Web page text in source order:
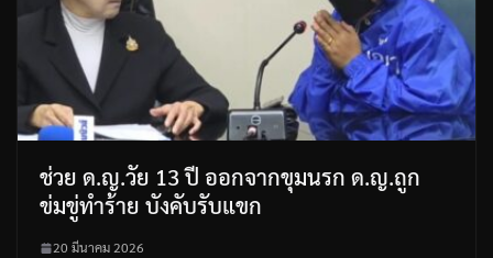
ช่วย ด.ญ.วัย 13 ปี ออกจากขุมนรก ด.ญ.ถูก
ข่มขู่ทำร้าย บังคับรับแขก
20 มีนาคม 2026